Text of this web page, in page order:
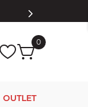
0
OUTLET